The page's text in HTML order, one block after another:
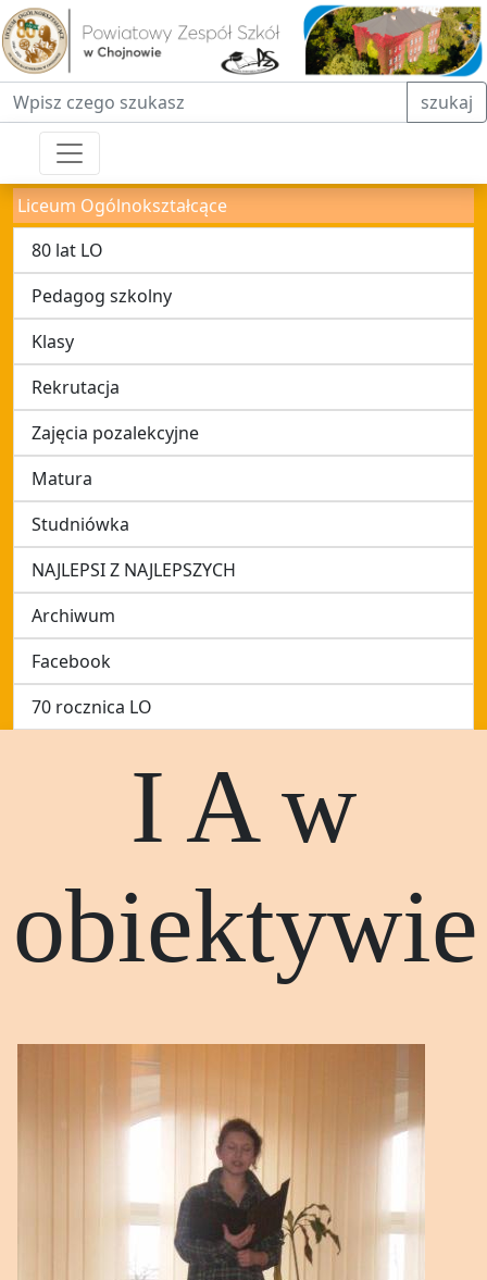
Fraza do wyszukiwania szukaj
Liceum Ogólnokształcące
80 lat LO
Pedagog szkolny
Klasy
Rekrutacja
Zajęcia pozalekcyjne
Matura
Studniówka
NAJLEPSI Z NAJLEPSZYCH
Archiwum
Facebook
70 rocznica LO
I A w
obiektywie